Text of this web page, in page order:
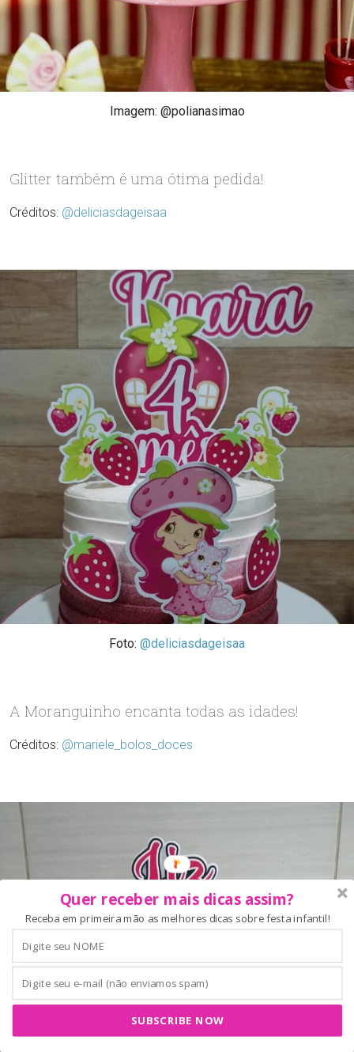
Imagem: @polianasimao
Glitter também é uma ótima pedida!
Créditos: @deliciasdageisaa
Foto: @deliciasdageisaa
A Moranguinho encanta todas as idades!
Créditos: @mariele_bolos_doces
Quer receber mais dicas assim?
Receba em primeira mão as melhores dicas sobre festa infantil!
SUBSCRIBE NOW